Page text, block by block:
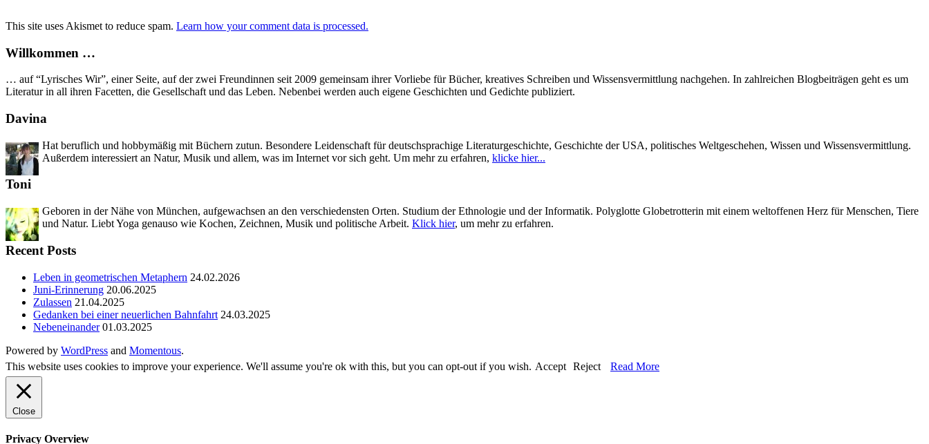
This site uses Akismet to reduce spam. Learn how your comment data is processed.
Willkommen …
… auf “Lyrisches Wir”, einer Seite, auf der zwei Freundinnen seit 2009 gemeinsam ihrer Vorliebe für Bücher, kreatives Schreiben und Wissensvermittlung nachgehen. In zahlreichen Blogbeiträgen geht es um
Literatur in all ihren Facetten, die Gesellschaft und das Leben. Nebenbei werden auch eigene Geschichten und Gedichte publiziert.
Davina
Hat beruflich und hobbymäßig mit Büchern zutun. Besondere Leidenschaft für deutschsprachige Literaturgeschichte, Geschichte der USA, politisches Weltgeschehen, Wissen und Wissensvermittlung.
Außerdem interessiert an Natur, Musik und allem, was im Internet vor sich geht. Um mehr zu erfahren, klicke hier...
Toni
Geboren in der Nähe von München, aufgewachsen an den verschiedensten Orten. Studium der Ethnologie und der Informatik. Polyglotte Globetrotterin mit einem weltoffenen Herz für Menschen, Tiere
und Natur. Liebt Yoga genauso wie Kochen, Zeichnen, Musik und politische Arbeit. Klick hier, um mehr zu erfahren.
Recent Posts
Leben in geometrischen Metaphern 24.02.2026
Juni-Erinnerung 20.06.2025
Zulassen 21.04.2025
Gedanken bei einer neuerlichen Bahnfahrt 24.03.2025
Nebeneinander 01.03.2025
Powered by WordPress and Momentous.
This website uses cookies to improve your experience. We'll assume you're ok with this, but you can opt-out if you wish. Accept Reject Read More
Close
Privacy Overview